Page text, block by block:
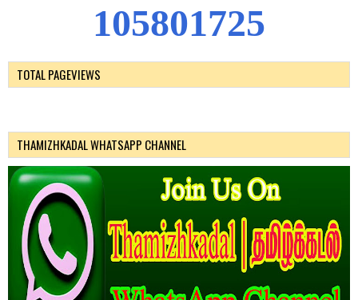
105801725
TOTAL PAGEVIEWS
THAMIZHKADAL WHATSAPP CHANNEL